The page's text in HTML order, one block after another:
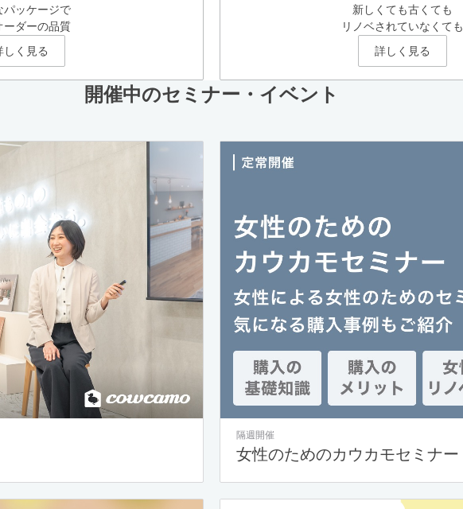
パッケージで
ーダーの品質
しく見る
新しくても古くても
リノベされていなくても
詳しく見る
開催中のセミナー・イベント
隔週開催
女性のためのカウカモセミナー